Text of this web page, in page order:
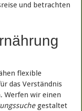
und betrachten
flexible
das Verständnis
Werfen wir einen
gestaltet